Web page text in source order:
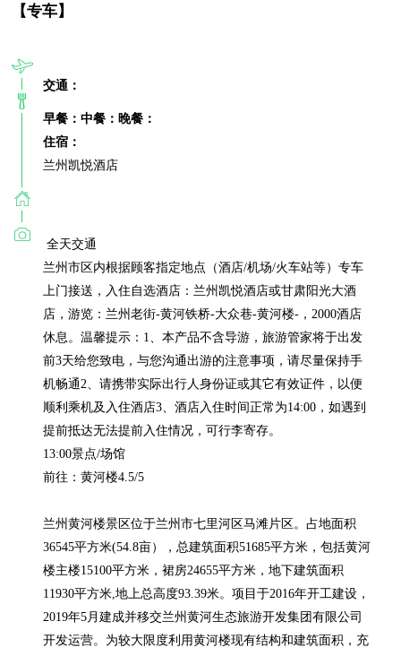
【专车】
交通：
早餐：中餐：晚餐：
住宿：
全天交通
兰州市区内根据顾客指定地点（酒店/机场/火车站等）专车
上门接送，入住自选酒店：兰州凯悦酒店或甘肃阳光大酒
店，游览：兰州老街-黄河铁桥-大众巷-黄河楼-，2000酒店
休息。温馨提示：1、本产品不含导游，旅游管家将于出发
前3天给您致电，与您沟通出游的注意事项，请尽量保持手
机畅通2、请携带实际出行人身份证或其它有效证件，以便
顺利乘机及入住酒店3、酒店入住时间正常为14:00，如遇到
提前抵达无法提前入住情况，可行李寄存。
13:00景点/场馆
前往：黄河楼4.5/5
兰州黄河楼景区位于兰州市七里河区马滩片区。占地面积
36545平方米(54.8亩），总建筑面积51685平方米，包括黄河
楼主楼15100平方米，裙房24655平方米，地下建筑面积
11930平方米,地上总高度93.39米。项目于2016年开工建设，
2019年5月建成并移交兰州黄河生态旅游开发集团有限公司
开发运营。为较大限度利用黄河楼现有结构和建筑面积，充